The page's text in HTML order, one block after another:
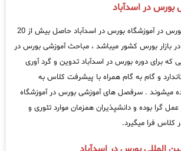
در اسدآباد
سرفصل های آموزش بورس در آموزشگاه بورس در اسدآباد حاصل بیش از 20
بازار بورس کشور میباشد ، مباحث آموزشی بورس در
که برای دوره بورس در اسدآباد تدوین و گرد آوری
و گام به گام همراه با پیشرفت کلاس به
میشوند . سرفصل های آموزشی بورس در آموزشگاه
گرا بوده و دانشپذیران همزمان موارد تئوری و
کلاس فرا میگیرد.